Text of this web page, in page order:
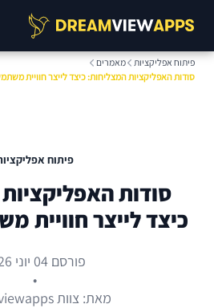
פיתוח אפליקציות
מאמרים
סודות האפליקציות המצליחות: כיצד לייצר חוויית
פיתוח
סודות
כיצד לייצר
פורסם 04 יוני 2026
•
מאת: צוות Dreamviewapps